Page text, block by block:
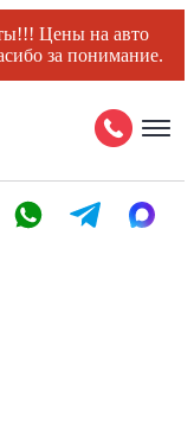
Цены на авто
за понимание.